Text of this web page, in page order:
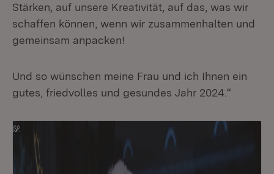
Stärken, auf unsere Kreativität, auf das, was wir
schaffen können, wenn wir zusammenhalten und
gemeinsam anpacken!
Und so wünschen meine Frau und ich Ihnen ein
gutes, friedvolles und gesundes Jahr 2024.“